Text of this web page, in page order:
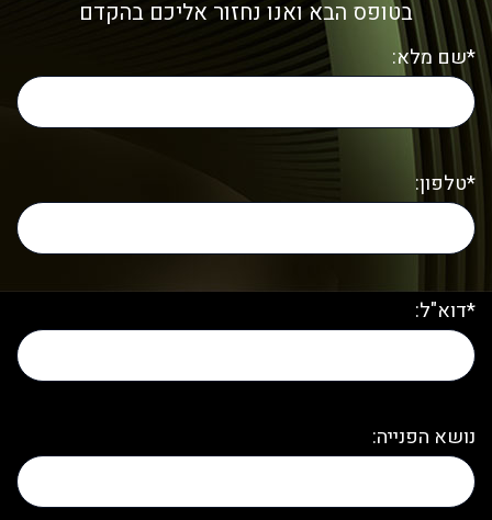
בטופס הבא ואנו נחזור אליכם בהקדם
*שם מלא:
*טלפון:
*דוא"ל:
נושא הפנייה: